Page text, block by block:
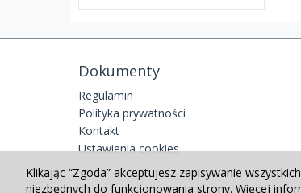
Dokumenty
Regulamin
Polityka prywatności
Kontakt
Ustawienia cookies
Klikając “Zgoda” akceptujesz zapisywanie
niezbędnych do funkcjonowania strony. Więcej